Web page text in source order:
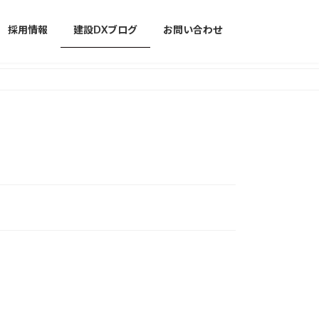
採用情報 建設DXブログ お問い合わせ